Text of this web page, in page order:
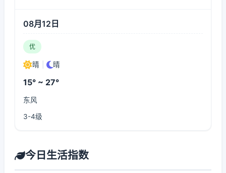
08月12日
优
晴 晴
15° ~ 27°
东风
3-4级
今日生活指数